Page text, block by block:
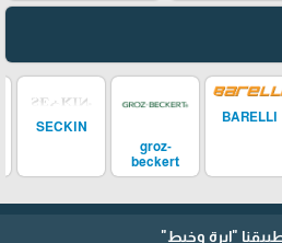
BARELLI
groz-
beckert
SECKIN
"إبرة وخيط"